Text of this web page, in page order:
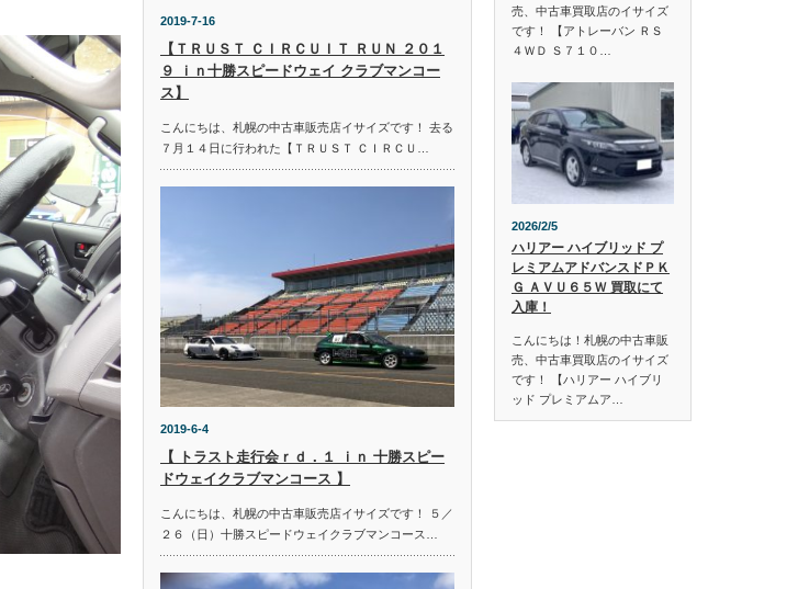
2019-7-16
【ＴＲＵＳＴ ＣＩＲＣＵＩＴ ＲＵＮ ２０１
９ ｉｎ十勝スピードウェイ クラブマンコー
ス】
こんにちは、札幌の中古車販売店イサイズです！ 去る
７月１４日に行われた【ＴＲＵＳＴ ＣＩＲＣＵ…
2019-6-4
【 トラスト走行会ｒｄ．１ ｉｎ 十勝スピー
ドウェイクラブマンコース 】
こんにちは、札幌の中古車販売店イサイズです！ ５／
２６（日）十勝スピードウェイクラブマンコース…
売、中古車買取店のイサイズ
です！ 【アトレーバン ＲＳ
４ＷＤ Ｓ７１０…
2026/2/5
ハリアー ハイブリッド プ
レミアムアドバンスドＰＫ
Ｇ ＡＶＵ６５Ｗ 買取にて
入庫！
こんにちは！札幌の中古車販
売、中古車買取店のイサイズ
です！ 【ハリアー ハイブリ
ッド プレミアムア…